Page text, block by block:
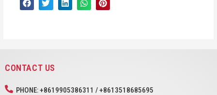
CONTACT US
PHONE: +8619905386311 / +8613518685695